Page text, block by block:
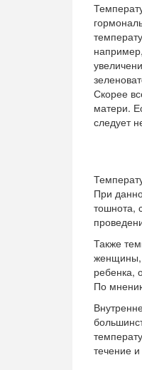
Скорее
матери.
следует
При
тошнота,
Также
женщины,
ребенка,
По
течение